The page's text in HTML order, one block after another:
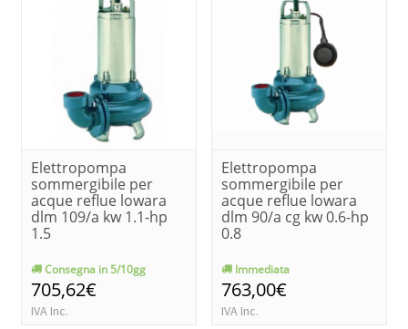
Elettropompa
sommergibile per
acque reflue lowara
dlm 109/a kw 1.1-hp
1.5
Consegna in 5/10gg
705,62€
IVA Inc.
Elettropompa
sommergibile per
acque reflue lowara
dlm 90/a cg kw 0.6-hp
0.8
Immediata
763,00€
IVA Inc.